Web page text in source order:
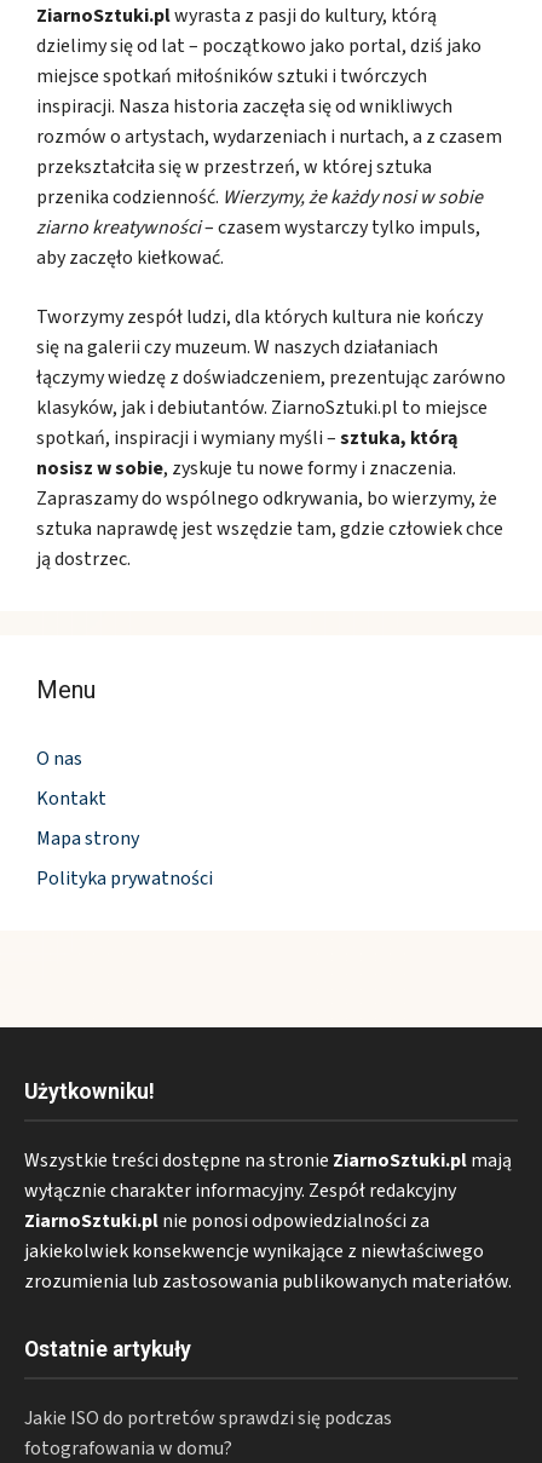
ZiarnoSztuki.plwyrasta z pasji do kultury, którą
dzielimy się od lat – początkowo jako portal, dziś jako
miejsce spotkań miłośników sztuki i twórczych
inspiracji. Nasza historia zaczęła się od wnikliwych
rozmów o artystach, wydarzeniach i nurtach, a z czasem
przekształciła się w przestrzeń, w której sztuka
przenika codzienność. Wierzymy, że każdy nosi w sobie
ziarno kreatywności– czasem wystarczy tylko impuls,
aby zaczęło kiełkować.
Tworzymy zespół ludzi, dla których kultura nie kończy
się na galerii czy muzeum. W naszych działaniach
łączymy wiedzę z doświadczeniem, prezentując zarówno
klasyków, jak i debiutantów. ZiarnoSztuki.pl to miejsce
spotkań, inspiracji i wymiany myśli –sztuka, którą
nosisz w sobie, zyskuje tu nowe formy i znaczenia.
Zapraszamy do wspólnego odkrywania, bo wierzymy, że
sztuka naprawdę jest wszędzie tam, gdzie człowiek chce
ją dostrzec.
Menu
O nas
Kontakt
Mapa strony
Polityka prywatności
Użytkowniku!
Wszystkie treści dostępne na stronie ZiarnoSztuki.plmają
wyłącznie charakter informacyjny. Zespół redakcyjny
ZiarnoSztuki.plnie ponosi odpowiedzialności za
jakiekolwiek konsekwencje wynikające z niewłaściwego
zrozumienia lub zastosowania publikowanych materiałów.
Ostatnie artykuły
Jakie ISO do portretów sprawdzi się podczas
fotografowania w domu?